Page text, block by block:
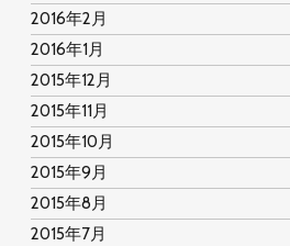
2016年2月
2016年1月
2015年12月
2015年11月
2015年10月
2015年9月
2015年8月
2015年7月